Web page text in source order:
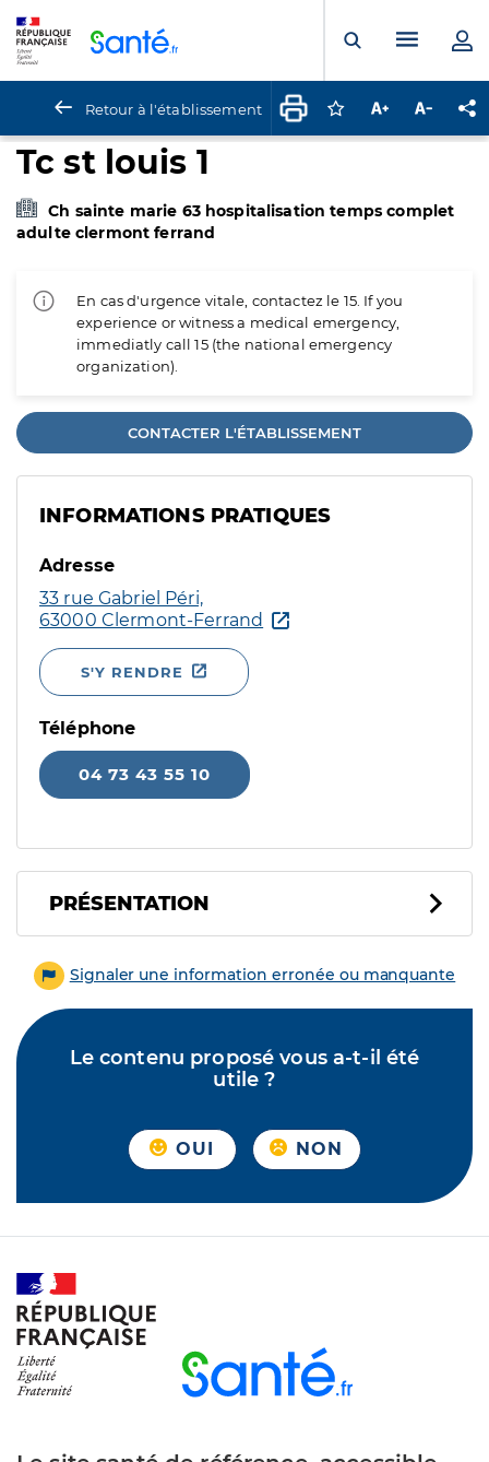
Ouvrir laMenu
Retour à l'établissement Connectez-vous
Augmenter la
Tc st louis 1
Ch sainte marie 63 hospitalisation temps complet
adulte clermont ferrand
En cas d'urgence vitale, contactez le 15. If you
experience or witness a medical emergency,
immediatly call 15 (the national emergency
organization).
CONTACTER L'ÉTABLISSEMENT
INFORMATIONS PRATIQUES
Adresse
33 rue Gabriel Péri,
63000 Clermont-Ferrand
S'Y RENDRE
Téléphone
04 73 43 55 10
PRÉSENTATION
Signaler une information erronée ou manquante
Le contenu proposé vous a-t-il été
utile ?
OUI NON